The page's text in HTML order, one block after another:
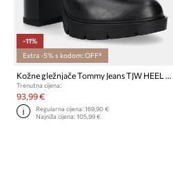
-11%
Extra -5% s kodom: OFF*
Kožne gležnjače Tommy Jeans TJW HEEL LACE UP BOOT
Trenutna cijena:
93,99 €
Regularna cijena:169,90 €
Najniža cijena:105,99 €